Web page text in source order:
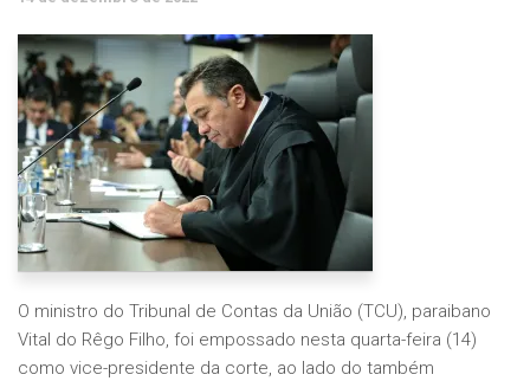
O ministro do Tribunal de Contas da União (TCU), paraibano
Vital do Rêgo Filho, foi empossado nesta quarta-feira (14)
como vice-presidente da corte, ao lado do também